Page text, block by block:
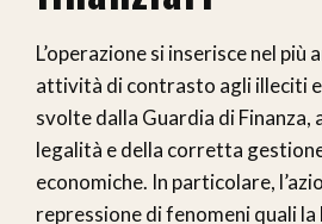
L’operazione si inserisce nel più
attività di contrasto agli illeciti
svolte dalla Guardia di Finanza,
legalità e della corretta
economiche. In particolare,
repressione di fenomeni quali